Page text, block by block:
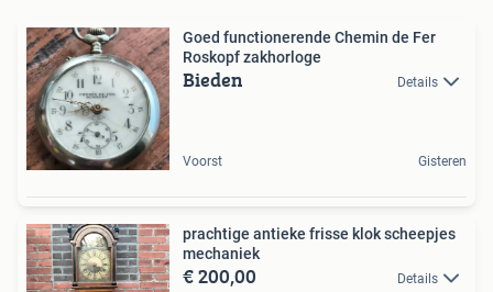
Goed functionerende Chemin de Fer
Roskopf zakhorloge
Bieden Details
Voorst Gisteren
prachtige antieke frisse klok scheepjes
mechaniek
€ 200,00 Details